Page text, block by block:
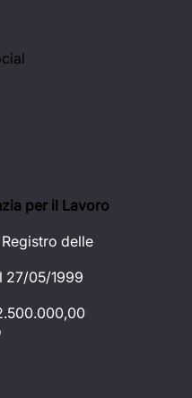
per il Lavoro
delle
27/05/1999